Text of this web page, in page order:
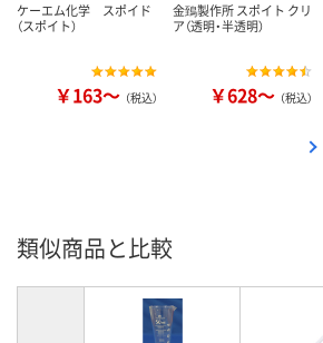
ケーエム化学 スポイド
（スポイト）
￥163～ （税込）
金鵄製作所 スポイト クリ
ア（透明・半透明）
￥628～ （税込）
類似商品と比較